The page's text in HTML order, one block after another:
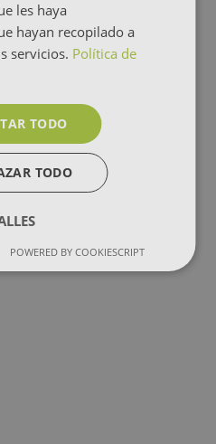
les haya
hayan recopilado a
servicios. Política de
TODO
TODO
POWERED BY COOKIESCRIPT